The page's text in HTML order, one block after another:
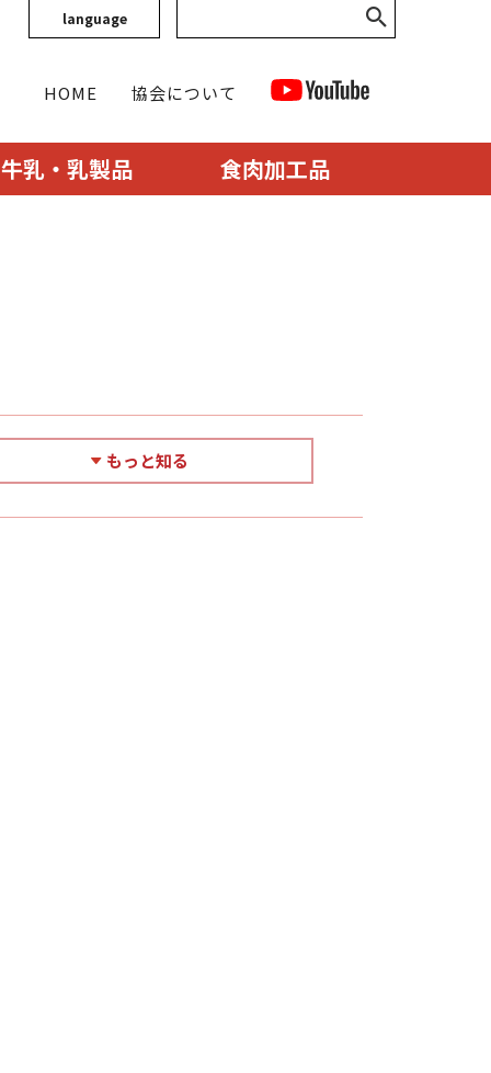
language
HOME 協会について
牛乳・乳製品 食肉加工品
もっと知る